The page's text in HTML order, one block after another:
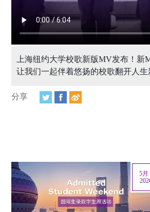
上海纽约大学校歌新版MV发布！新
让我们一起伴着悠扬的校歌翻开人生
分享
5月